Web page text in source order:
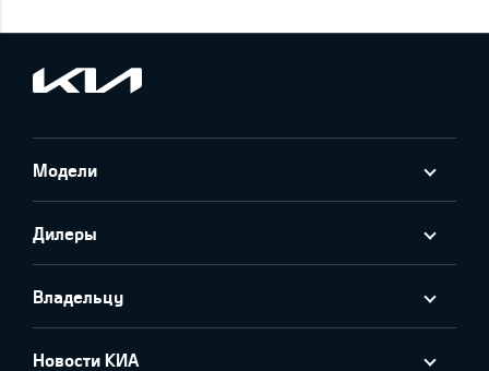
Модели
Дилеры
Владельцу
Новости КИА